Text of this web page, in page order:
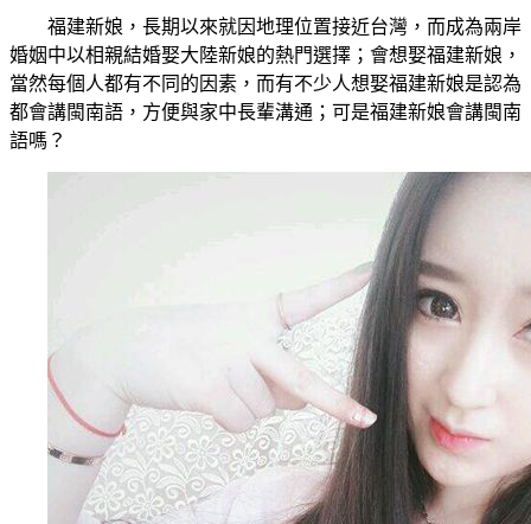
福建新娘，長期以來就因地理位置接近台灣，而成為兩岸
婚姻中以相親結婚娶大陸新娘的熱門選擇；會想娶福建新娘，
當然每個人都有不同的因素，而有不少人想娶福建新娘是認為
都會講閩南語，方便與家中長輩溝通；可是福建新娘會講閩南
語嗎？